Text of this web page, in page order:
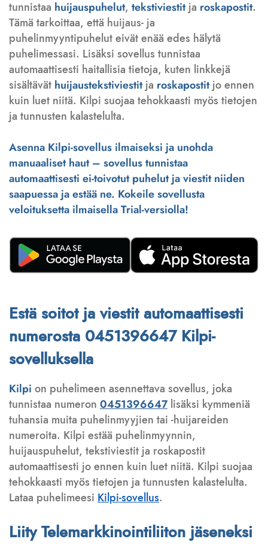
tunnistaa huijauspuhelut, tekstiviestitja roskapostit.
Tämä tarkoittaa, että huijaus- ja
puhelinmyyntipuhelut eivät enää edes hälytä
puhelimessasi. Lisäksi sovellus tunnistaa
automaattisesti haitallisia tietoja, kuten linkkejä
sisältävät huijaustekstiviestitja roskapostitjo ennen
kuin luet niitä. Kilpi suojaa tehokkaasti myös tietojen
ja tunnusten kalastelulta.
Asenna Kilpi-sovellus ilmaiseksi ja unohda
manuaaliset haut – sovellus tunnistaa
automaattisesti ei-toivotut puhelut ja viestit niiden
saapuessa ja estää ne. Kokeile sovellusta
veloituksetta ilmaisella Trial-versiolla!
Estä soitot ja viestit automaattisesti
numerosta 0451396647 Kilpi-
sovelluksella
Kilpi on puhelimeen asennettava sovellus, joka
tunnistaa numeron 0451396647lisäksi kymmeniä
tuhansia muita puhelinmyyjien tai -huijareiden
numeroita. Kilpi estää puhelinmyynnin,
huijauspuhelut, tekstiviestit ja roskapostit
automaattisesti jo ennen kuin luet niitä. Kilpi suojaa
tehokkaasti myös tietojen ja tunnusten kalastelulta.
Lataa puhelimeesi Kilpi-sovellus.
Liity Telemarkkinointiliiton jäseneksi